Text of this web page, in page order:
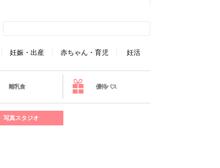
妊娠・出産 赤ちゃん・育児 妊活
離乳食 優待パス
写真スタジオ